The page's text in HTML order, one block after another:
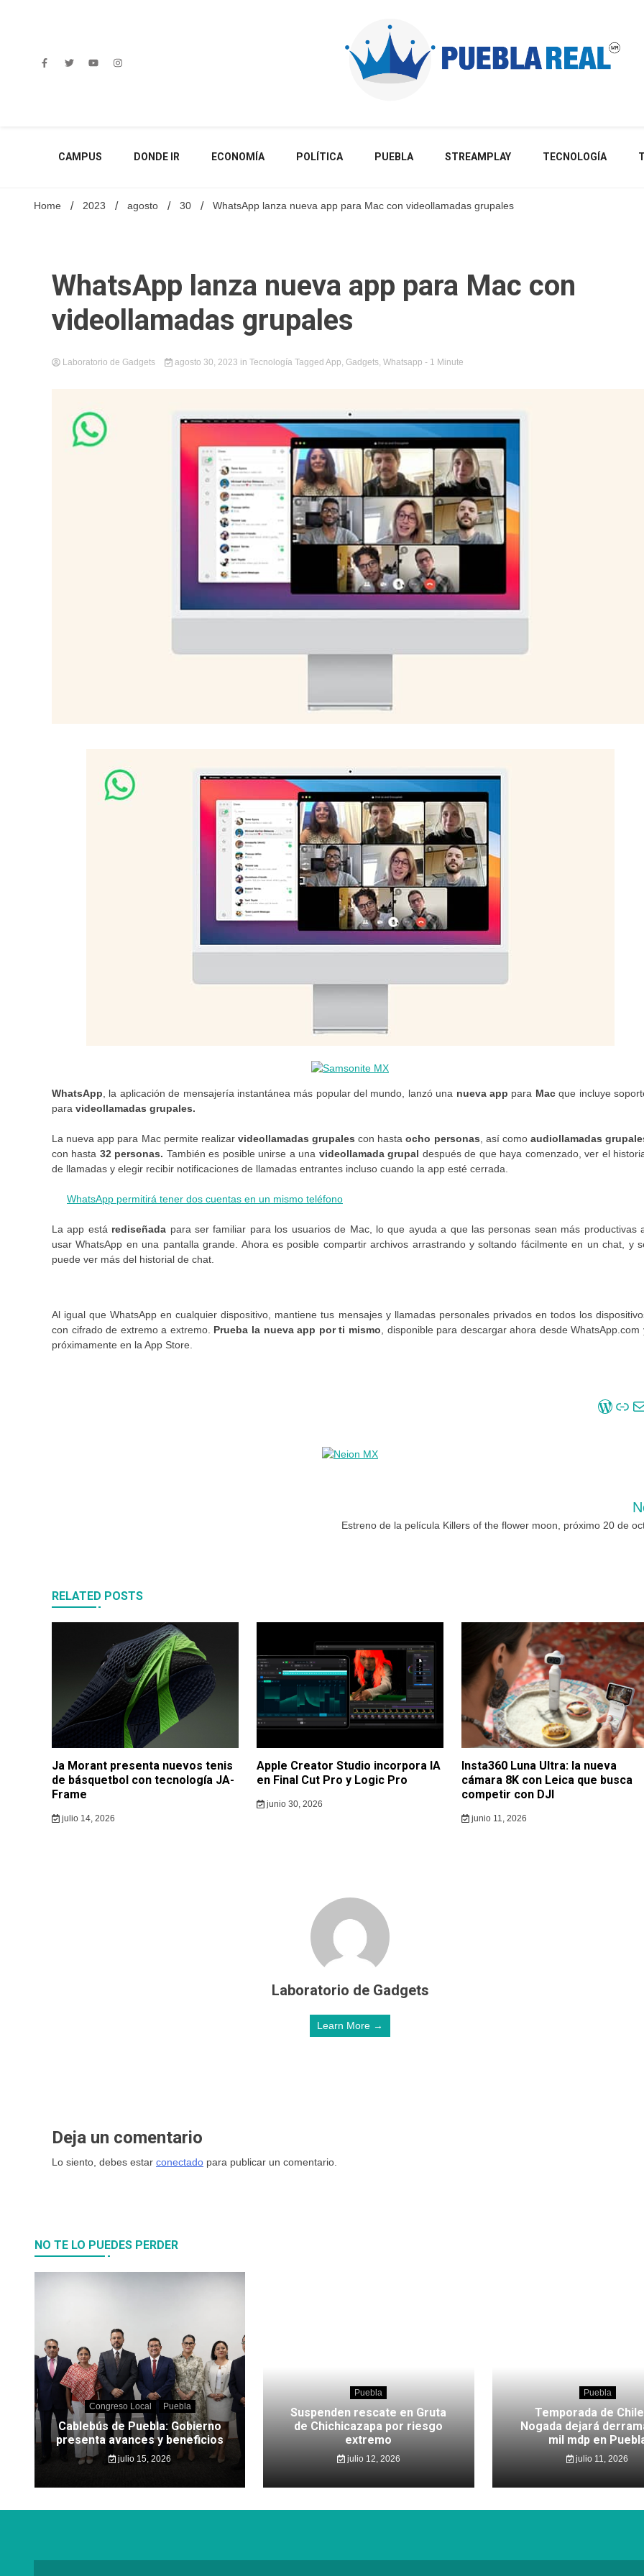
CAMPUS DONDE IR ECONOMÍA POLÍTICA PUEBLA STREAMPLAY TECNOLOGÍA
Home 2023 agosto 30 WhatsApp lanza nueva app para Mac con videollamadas grupales
WhatsApp lanza nueva app para Mac con
videollamadas grupales
Laboratorio de Gadgets agosto 30, 2023 in Tecnología Tagged App, Gadgets, Whatsapp - 1 Minute
WhatsApp, la aplicación de mensajería instantánea más popular del mundo, lanzó una nueva app para Macque incluye
para videollamadas grupales.
La nueva app para Mac permite realizar videollamadas grupales con hastaocho personas, así como audiollamadas
con hasta 32 personas. También es posible unirse a una videollamada grupal después de que haya comenzado, ver el
de llamadas y elegir recibir notificaciones de llamadas entrantes incluso cuando la app esté cerrada.
WhatsApp permitirá tener dos cuentas en un mismo teléfono
La app está rediseñada para ser familiar para los usuarios de Mac, lo que ayuda a que las personas sean más productivas
usar WhatsApp en una pantalla grande. Ahora es posible compartir archivos arrastrando y soltando fácilmente en un chat, y
puede ver más del historial de chat.
Al igual que WhatsApp en cualquier dispositivo, mantiene tus mensajes y llamadas personales privados en todos los
con cifrado de extremo a extremo. Prueba la nueva app por ti mismo, disponible para descargar ahora desde WhatsApp.com
próximamente en la App Store.
Inicio Enlace Correo electrónico
Estreno de la película Killers of the flower moon, próximo 20 de
RELATED POSTS
Ja Morant presenta nuevos tenis
de básquetbol con tecnología JA-
Frame
julio 14, 2026
Apple Creator Studio incorpora IA
en Final Cut Pro y Logic Pro
junio 30, 2026
Insta360 Luna Ultra: la nueva
cámara 8K con Leica que busca
competir con DJI
junio 11, 2026
Laboratorio de Gadgets
Learn More →
Deja un comentario
Lo siento, debes estar conectado para publicar un comentario.
NO TE LO PUEDES PERDER
Congreso Local Puebla
Cablebús de Puebla: Gobierno
presenta avances y beneficios
julio 15, 2026
Puebla
Suspenden rescate en Gruta
de Chichicazapa por riesgo
extremo
julio 12, 2026
Puebla
Temporada de
Nogada dejará
mil mdp en
julio 11, 2026